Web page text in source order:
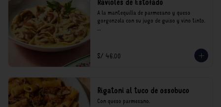
A la mantequilla de parmesano y queso
gorgonzola con su jugo de guiso y vino tinto.
consumo.
S/ 46.00
Rigatoni al tuco de ossobuco
Con queso parmesano.